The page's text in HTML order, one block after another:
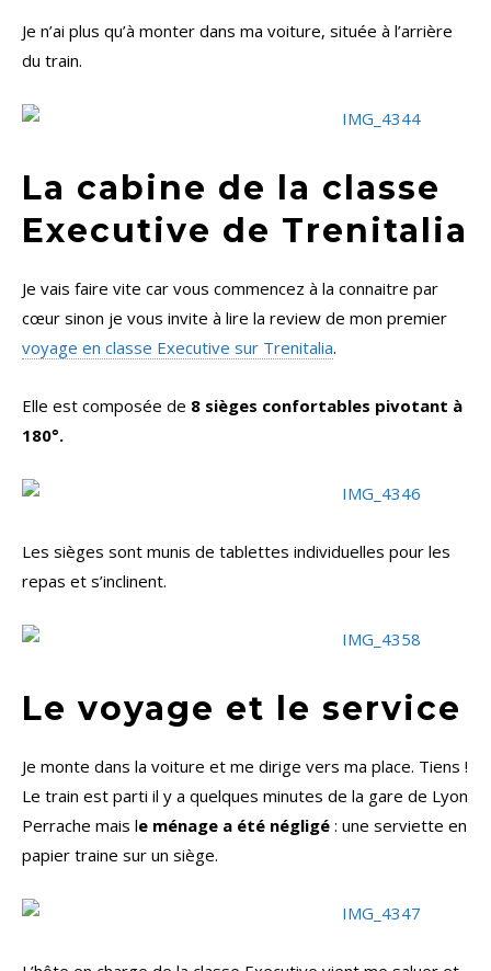
Je n’ai plus qu’à monter dans ma voiture, située à l’arrière
du train.
La cabine de la classe
Executive de Trenitalia
Je vais faire vite car vous commencez à la connaitre par
cœur sinon je vous invite à lire la review de mon premier
voyage en classe Executive sur Trenitalia.
Elle est composée de 8 sièges confortables pivotant à
180°.
Les sièges sont munis de tablettes individuelles pour les
repas et s’inclinent.
Le voyage et le service
Je monte dans la voiture et me dirige vers ma place. Tiens !
Le train est parti il y a quelques minutes de la gare de Lyon
Perrache mais le ménage a été négligé : une serviette en
papier traine sur un siège.